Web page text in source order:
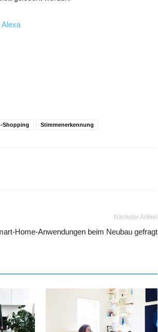
Alexa
Shopping Stimmenerkennung
Nächster Artikel
Home-Anwendungen beim Neubau gefragt